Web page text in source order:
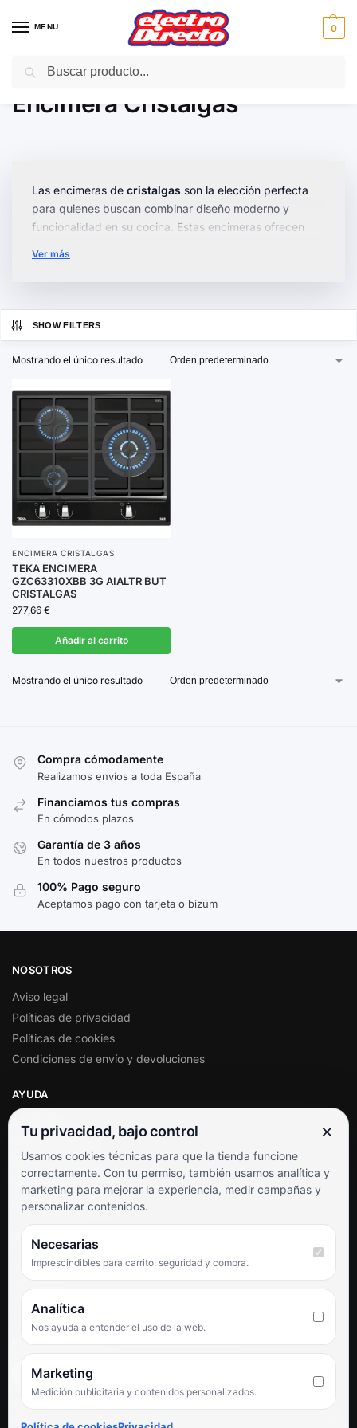
MENU 0
Inicio Gama blanca Encimeras
Encimera Cristalgas
Las encimeras de cristalgas son la elección perfecta
para quienes buscan combinar diseño moderno y
funcionalidad en su cocina. Estas encimeras ofrecen
para cualquier hogar.
a cocinas de mayor tamaño. Además, muchas de ellas
intuitivo.
Descubre nuestra selección y elige la encimera de
cristalgas que mejor se adapte a tus necesidades y
estilo de vida.
Ver más
SHOW FILTERS
Mostrando el único resultado
ENCIMERA CRISTALGAS
TEKA ENCIMERA
GZC63310XBB 3G AIALTR BUT
CRISTALGAS
277,66 €
Añadir al carrito
Mostrando el único resultado
Compra cómodamente
Realizamos envíos a toda España
Financiamos tus compras
En cómodos plazos
Garantía de 3 años
En todos nuestros productos
100% Pago seguro
Aceptamos pago con tarjeta o bizum
NOSOTROS
Aviso legal
Políticas de privacidad
Políticas de cookies
Condiciones de envío y devoluciones
AYUDA
Soporte al cliente
Contacto
Términos y condiciones
Preguntas frecuentes
SÍGUENOS
Facebook
TikTok
PUNTUACIÓN DE 4,6 SOBRE 5 EN GOOGLE
★★★★★
Tu privacidad, bajo control ×
Usamos cookies técnicas para que la tienda funcione
correctamente. Con tu permiso, también usamos analítica y
marketing para mejorar la experiencia, medir campañas y
personalizar contenidos.
Necesarias
Imprescindibles para carrito, seguridad y compra.
Analítica
Nos ayuda a entender el uso de la web.
Marketing
Medición publicitaria y contenidos personalizados.